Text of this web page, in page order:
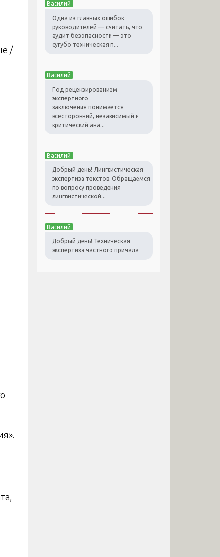
/
Василий
Одна из главных ошибок
руководителей — считать, что
аудит безопасности — это
сугубо техническая п...
Василий
Под рецензированием
экспертного
заключения понимается
всесторонний, независимый и
критический ана...
Василий
Добрый день! Лингвистическая
экспертиза текстов. Обращаемся
по вопросу проведения
лингвистической...
Василий
Добрый день! Техническая
экспертиза частного причала